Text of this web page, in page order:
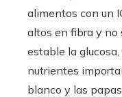
alimentos con un
altos en fibra y no
estable la
nutrientes
blanco y las